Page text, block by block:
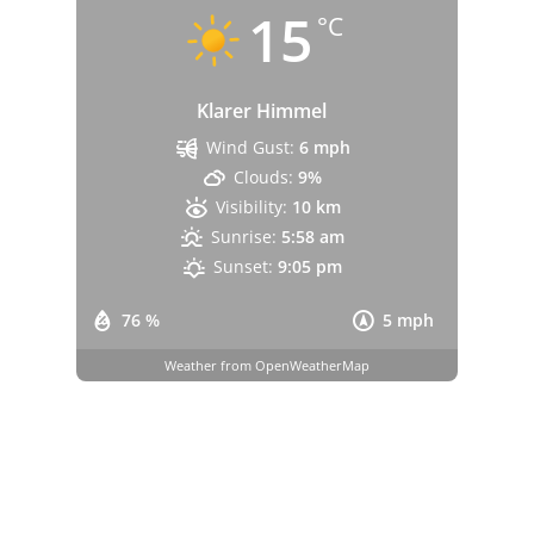
15 °C
Klarer Himmel
76 % 5 mph
Wind Gust: 6 mph
Clouds: 9%
Visibility: 10 km
Sunrise: 5:58 am
Sunset: 9:05 pm
Weather from OpenWeatherMap